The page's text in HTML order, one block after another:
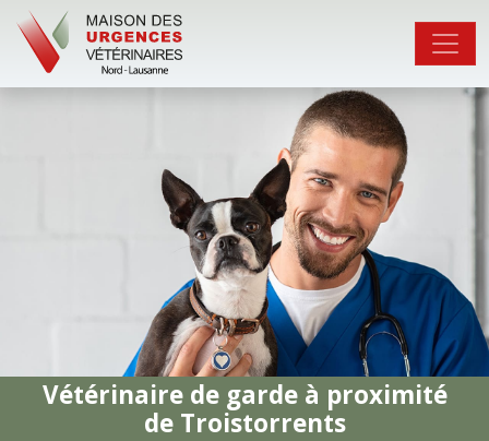
Vétérinaire de garde à proximité
de Troistorrents